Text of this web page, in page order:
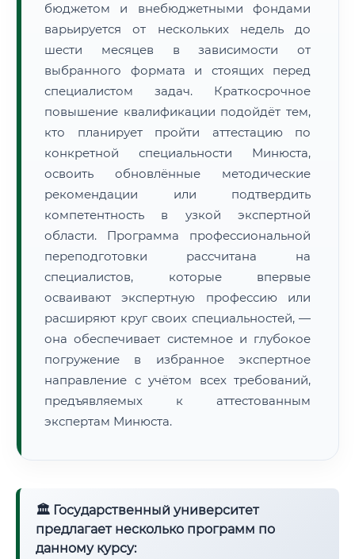
бюджетом и внебюджетными фондами
варьируется от нескольких недель до
шести месяцев в зависимости от
выбранного формата и стоящих перед
специалистом задач. Краткосрочное
повышение квалификации подойдёт тем,
кто планирует пройти аттестацию по
конкретной специальности Минюста,
освоить обновлённые методические
рекомендации или подтвердить
компетентность в узкой экспертной
области. Программа профессиональной
переподготовки рассчитана на
специалистов, которые впервые
осваивают экспертную профессию или
расширяют круг своих специальностей, —
она обеспечивает системное и глубокое
погружение в избранное экспертное
направление с учётом всех требований,
предъявляемых к аттестованным
экспертам Минюста.
🏛 Государственный университет
предлагает несколько программ по
данному курсу: